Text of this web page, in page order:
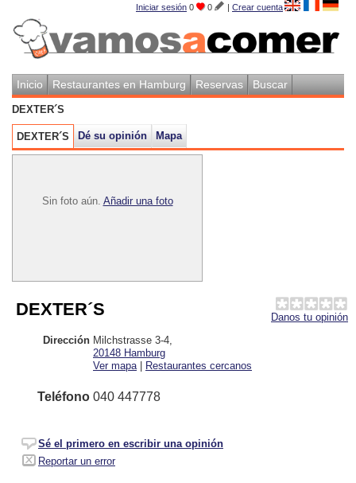
Iniciar sesión 0 0 | Crear cuenta
Inicio Restaurantes en Hamburg Reservas Buscar
DEXTER´S
DEXTER´S Dé su opinión Mapa
Sin foto aún. Añadir una foto
Danos tu opinión
DEXTER´S
Dirección Milchstrasse 3-4
20148 Hamburg
Ver mapa | Restaurantes cercanos
Teléfono 040 447778
Sé el primero en escribir una opinión
Reportar un error